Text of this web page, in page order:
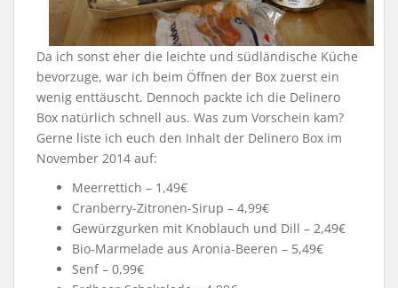
Da ich sonst eher die leichte und südländische Küche
bevorzuge, war ich beim Öffnen der Box zuerst ein
wenig enttäuscht. Dennoch packte ich die Delinero
Box natürlich schnell aus. Was zum Vorschein kam?
Gerne liste ich euch den Inhalt der Delinero Box im
November 2014 auf:
Meerrettich – 1,49€
Cranberry-Zitronen-Sirup – 4,99€
Gewürzgurken mit Knoblauch und Dill – 2,49€
Bio-Marmelade aus Aronia-Beeren – 5,49€
Senf – 0,99€